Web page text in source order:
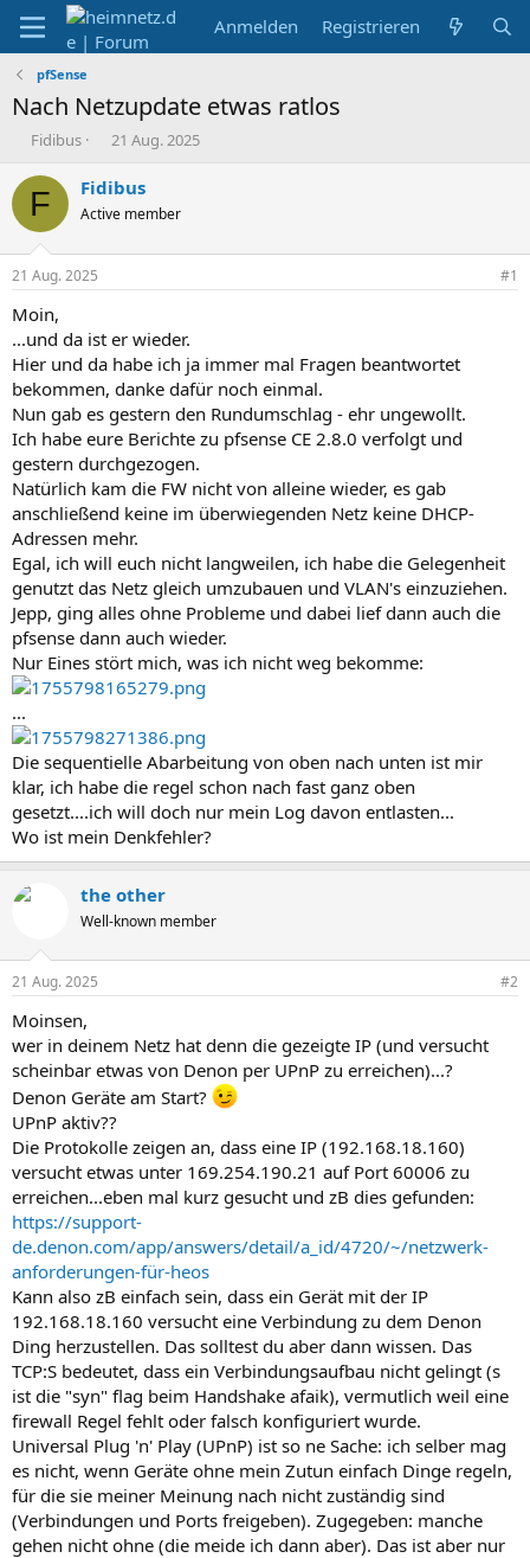
Anmelden Registrieren
pfSense
Nach Netzupdate etwas ratlos
E
s
e
r
Fidibus
E
s
e
t
21 Aug. 2025
F Fidibus
Active member
21 Aug. 2025 #1
Moin,
...und da ist er wieder.
Hier und da habe ich ja immer mal Fragen beantwortet
bekommen, danke dafür noch einmal.
Nun gab es gestern den Rundumschlag - ehr ungewollt.
Ich habe eure Berichte zu pfsense CE 2.8.0 verfolgt und
gestern durchgezogen.
Natürlich kam die FW nicht von alleine wieder, es gab
anschließend keine im überwiegenden Netz keine DHCP-
Adressen mehr.
Egal, ich will euch nicht langweilen, ich habe die Gelegenheit
genutzt das Netz gleich umzubauen und VLAN's einzuziehen.
Jepp, ging alles ohne Probleme und dabei lief dann auch die
pfsense dann auch wieder.
Nur Eines stört mich, was ich nicht weg bekomme:
...
Die sequentielle Abarbeitung von oben nach unten ist mir
klar, ich habe die regel schon nach fast ganz oben
gesetzt....ich will doch nur mein Log davon entlasten...
Wo ist mein Denkfehler?
the other
Well-known member
21 Aug. 2025 #2
Moinsen,
wer in deinem Netz hat denn die gezeigte IP (und versucht
scheinbar etwas von Denon per UPnP zu erreichen)...?
Denon Geräte am Start?
UPnP aktiv??
Die Protokolle zeigen an, dass eine IP (192.168.18.160)
versucht etwas unter 169.254.190.21 auf Port 60006 zu
erreichen...eben mal kurz gesucht und zB dies gefunden:
https://support-
de.denon.com/app/answers/detail/a_id/4720/~/netzwerk-
anforderungen-für-heos
Kann also zB einfach sein, dass ein Gerät mit der IP
192.168.18.160 versucht eine Verbindung zu dem Denon
Ding herzustellen. Das solltest du aber dann wissen. Das
TCP:S bedeutet, dass ein Verbindungsaufbau nicht gelingt (s
ist die "syn" flag beim Handshake afaik), vermutlich weil eine
firewall Regel fehlt oder falsch konfiguriert wurde.
Universal Plug 'n' Play (UPnP) ist so ne Sache: ich selber mag
es nicht, wenn Geräte ohne mein Zutun einfach Dinge regeln,
für die sie meiner Meinung nach nicht zuständig sind
(Verbindungen und Ports freigeben). Zugegeben: manche
gehen nicht ohne (die meide ich dann aber). Das ist aber nur